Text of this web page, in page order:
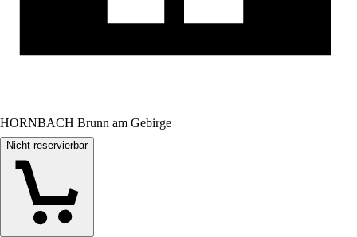
HORNBACH Brunn am Gebirge
Nicht reservierbar